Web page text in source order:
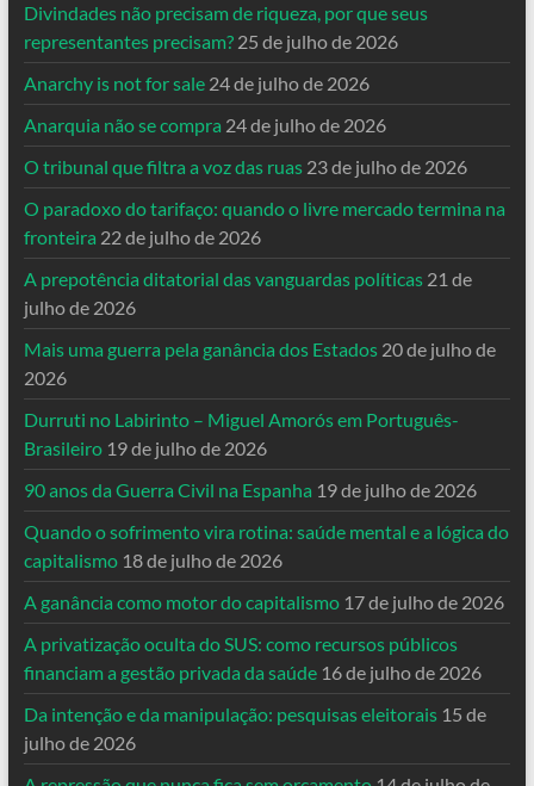
Divindades não precisam de riqueza, por que seus
representantes precisam? 25 de julho de 2026
Anarchy is not for sale 24 de julho de 2026
Anarquia não se compra 24 de julho de 2026
O tribunal que filtra a voz das ruas 23 de julho de 2026
O paradoxo do tarifaço: quando o livre mercado termina na
fronteira 22 de julho de 2026
A prepotência ditatorial das vanguardas políticas 21 de
julho de 2026
Mais uma guerra pela ganância dos Estados 20 de julho de
2026
Durruti no Labirinto – Miguel Amorós em Português-
Brasileiro 19 de julho de 2026
90 anos da Guerra Civil na Espanha 19 de julho de 2026
Quando o sofrimento vira rotina: saúde mental e a lógica do
capitalismo 18 de julho de 2026
A ganância como motor do capitalismo 17 de julho de 2026
A privatização oculta do SUS: como recursos públicos
financiam a gestão privada da saúde 16 de julho de 2026
Da intenção e da manipulação: pesquisas eleitorais 15 de
julho de 2026